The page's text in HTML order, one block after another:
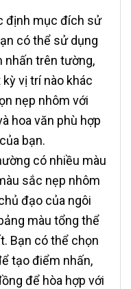
định mục đích sử
có thể sử dụng
nhấn trên tường,
vị trí nào khác
nẹp nhôm với
hoa văn phù hợp
bạn.
có nhiều màu
sắc nẹp nhôm
đạo của ngôi
màu tổng thể
Bạn có thể chọn
tạo điểm nhấn,
để hòa hợp với